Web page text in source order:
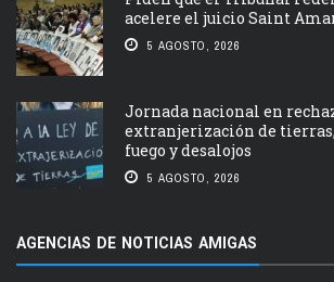
acelere el juicio Saint
5 AGOSTO, 2026
Jornada nacional en
extranjerización de
fuego y desalojos
5 AGOSTO, 2026
AGENCIAS DE NOTICIAS AMIGAS